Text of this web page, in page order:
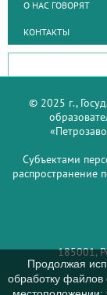
О НАС ГОВОРЯТ
КОНТАКТЫ
© 2025 г.,
Субъектами
распространение
185001,
Продолжая
обработку файлов